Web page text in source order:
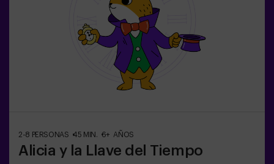
2-8 PERSONAS 45 MIN. 6+ AÑOS
Alicia y la Llave del Tiempo